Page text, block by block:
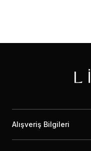
Alışveriş Bilgileri